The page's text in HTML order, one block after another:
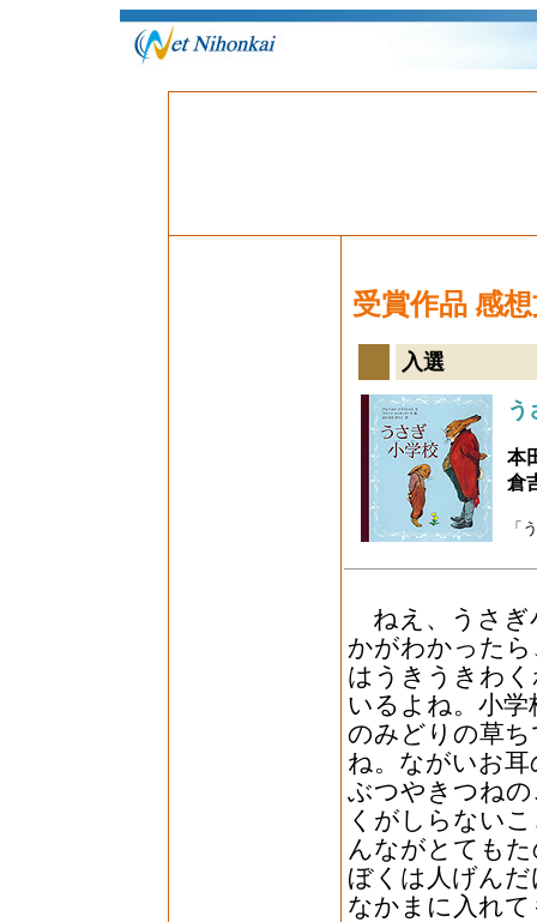
受賞作品 感
入選
う
本
倉
「
ねえ、うさぎ
かがわかった
はうきうきわ
いるよね。小
のみどりの草
ね。ながいお
ぶつやきつね
くがしらない
んながとても
ぼくは人げん
なかまに入れ